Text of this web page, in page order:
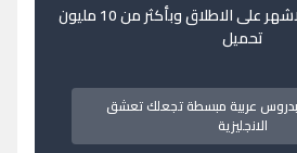
مع البرنامج العربي الاشهر على الاطلاق وبأكثر من 10 مليون
تحميل
بدروس عربية مبسطة تجعلك تعشق
الانجليزية